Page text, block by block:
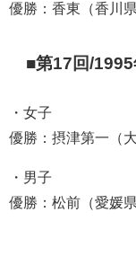
優勝：香東（香川県
■第17回/1995
・女子
優勝：摂津第一（大
・男子
優勝：松前（愛媛県